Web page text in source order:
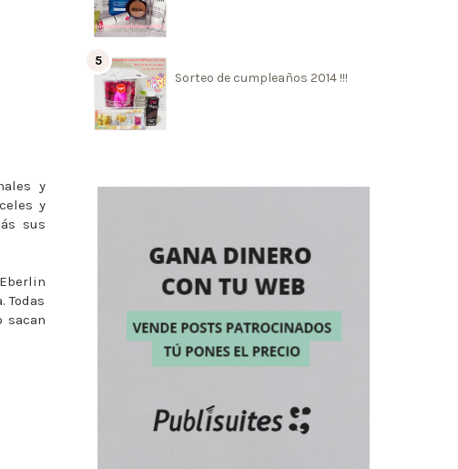
y
y
sus
Todas
sacan
Sorteo de cumpleaños 2014 !!!